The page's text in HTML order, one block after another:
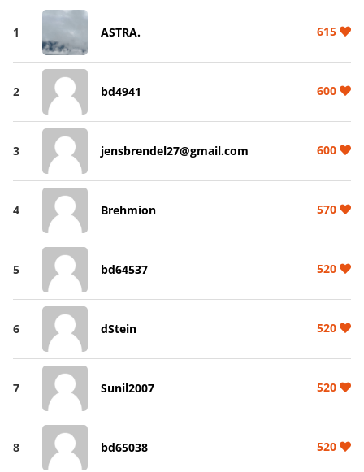
1 ASTRA. 615
2 bd4941 600
3 jensbrendel27@gmail.com 600
4 Brehmion 570
5 bd64537 520
6 dStein 520
7 Sunil2007 520
8 bd65038 520